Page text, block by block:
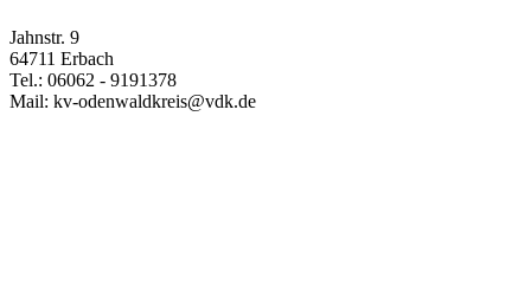
Jahnstr. 9
64711 Erbach
Tel.: 06062 - 9191378
Mail: kv-odenwaldkreis@vdk.de